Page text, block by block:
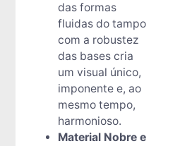
das formas
fluidas do tampo
com a robustez
das bases cria
um visual único,
imponente e, ao
mesmo tempo,
harmonioso.
Material Nobre e